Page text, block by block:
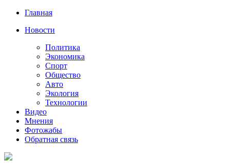
Главная
Новости
Политика
Экономика
Спорт
Общество
Авто
Экология
Технологии
Видео
Мнения
Фотожабы
Обратная связь